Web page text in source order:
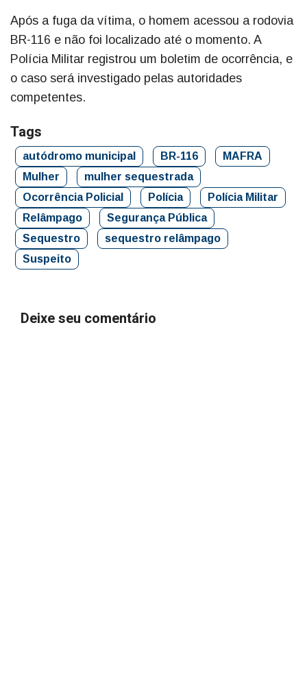
Após a fuga da vítima, o homem acessou a rodovia
BR-116 e não foi localizado até o momento. A
Polícia Militar registrou um boletim de ocorrência, e
o caso será investigado pelas autoridades
competentes.
Tags
autódromo municipal BR-116
MAFRA
Mulher
mulher sequestrada
Ocorrência Policial
Polícia
Polícia Militar
Relâmpago
Segurança Pública
Sequestro
sequestro relâmpago
Suspeito
Deixe seu comentário